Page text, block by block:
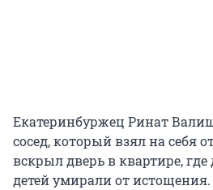
Екатеринбуржец Ринат
сосед, который взял на себя
вскрыл дверь в квартире,
детей умирали от